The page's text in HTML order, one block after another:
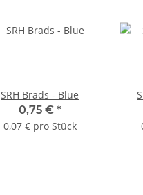
SRH Brads - Blue
0,75 € *
0,07 € pro Stück